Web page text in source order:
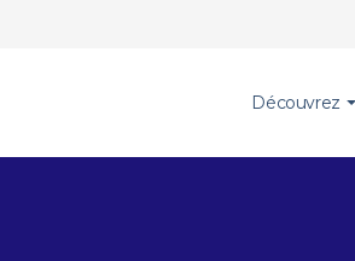
Découvrez